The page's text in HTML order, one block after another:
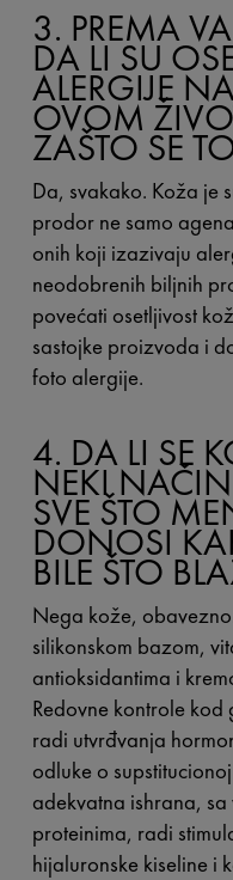
3. PREMA
DA LI SU
ALERGIJE
OVOM
ZAŠTO SE
Da, svakako. Koža je
prodor ne samo
onih koji izazivaju
neodobrenih biljnih
povećati osetljivost
sastojke proizvoda i
foto alergije.
4. DA LI SE
NEKI NAČIN
SVE ŠTO
DONOSI
BILE ŠTO
Nega kože,
silikonskom bazom,
antioksidantima i
Redovne kontrole
radi utvrđvanja
odluke o
adekvatna ishrana,
proteinima, radi
hijaluronske kiseline i